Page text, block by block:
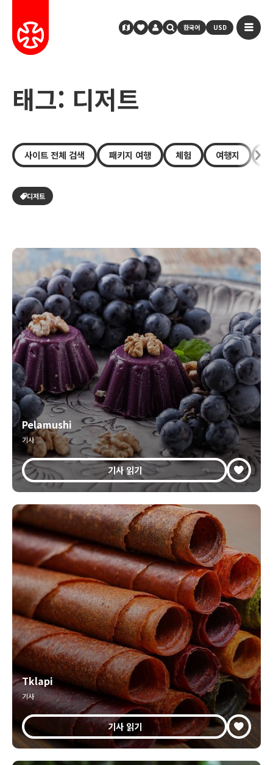
한국어 USD
태그: 디저트
사이트 전체 검색 패키지 여행 체험 여행지
디저트
Pelamushi
기사
기사 읽기
Tklapi
기사
기사 읽기